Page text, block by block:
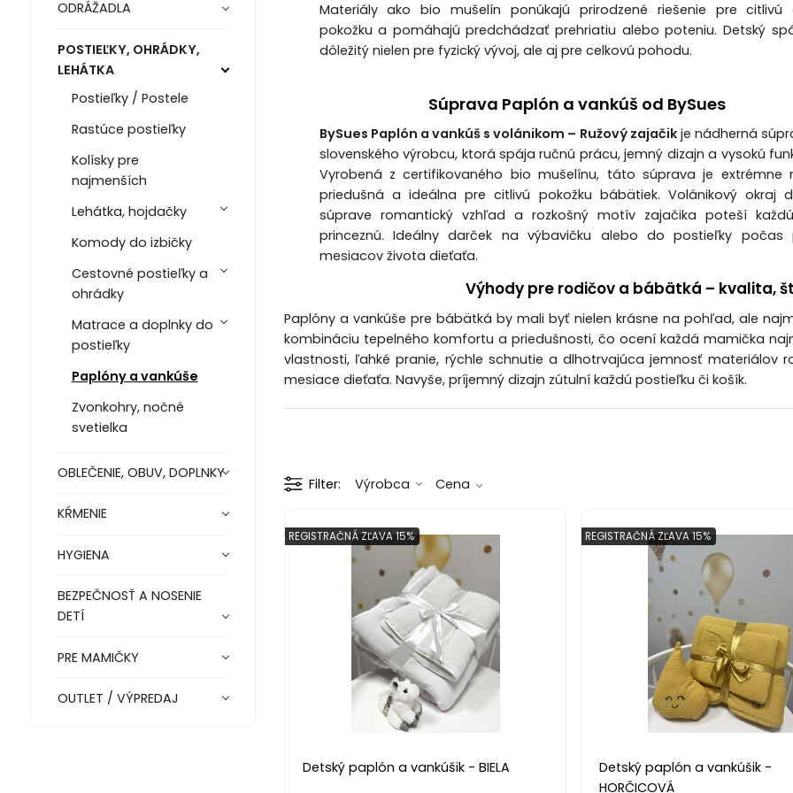
ODRÁŽADLA
POSTIEĽKY, OHRÁDKY,
LEHÁTKA
Postieľky / Postele
Rastúce postieľky
Kolísky pre
najmenších
Lehátka, hojdačky
Komody do izbičky
Cestovné postieľky a
ohrádky
Matrace a doplnky do
postieľky
Paplóny a vankúše
Zvonkohry, nočné
svetielka
OBLEČENIE, OBUV, DOPLNKY
KŔMENIE
HYGIENA
BEZPEČNOSŤ A NOSENIE
DETÍ
PRE MAMIČKY
OUTLET / VÝPREDAJ
Materiály ako bio mušelín ponúkajú prirodzené riešenie pre citlivú
pokožku a pomáhajú predchádzať prehriatiu alebo poteniu. Detský
dôležitý nielen pre fyzický vývoj, ale aj pre celkovú pohodu.
Súprava Paplón a vankúš od BySues
BySues Paplón a vankúš s volánikom – Ružový zajačikje nádherná
slovenského výrobcu, ktorá spája ručnú prácu, jemný dizajn a vysokú
Vyrobená z certifikovaného bio mušelínu, táto súprava je extrémne
priedušná a ideálna pre citlivú pokožku bábätiek. Volánikový okraj
súprave romantický vzhľad a rozkošný motív zajačika poteší
princeznú. Ideálny darček na výbavičku alebo do postieľky počas
mesiacov života dieťaťa.
Výhody pre rodičov a bábätká – kvalita,
Paplóny a vankúše pre bábätká by mali byť nielen krásne na pohľad, ale
kombináciu tepelného komfortu a priedušnosti, čo ocení každá mamička
vlastnosti, ľahké pranie, rýchle schnutie a dlhotrvajúca jemnosť materiálov
mesiace dieťaťa. Navyše, príjemný dizajn zútulní každú postieľku či košík.
Filter Výrobca Cena
Detský paplón a vankúšik - BIELA
REGISTRAČNÁ ZĽAVA 15%
Detský paplón a vankúšik -
HORČICOVÁ
REGISTRAČNÁ ZĽAVA 15%